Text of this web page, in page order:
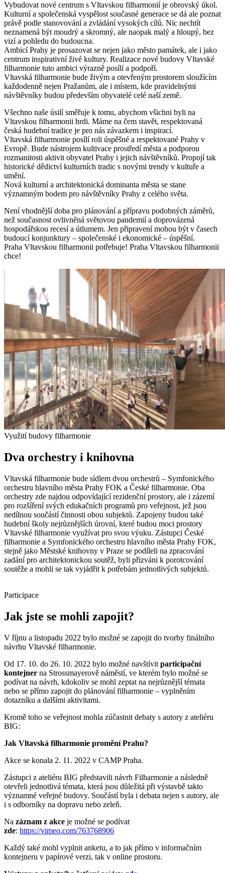
Vybudovat nové centrum s Vltavskou filharmonií je obrovský úkol.
Kulturní a společenská vyspělost současné generace se dá ale poznat
právě podle stanovování a zvládání vysokých cílů. Nic nechtít
neznamená být moudrý a skromný, ale naopak malý a hloupý, bez
vizí a pohledu do budoucna.
Ambicí Prahy je prosazovat se nejen jako město památek, ale i jako
centrum inspirativní živé kultury. Realizace nové budovy Vltavské
filharmonie tuto ambici výrazně posílí a podpoří.
Vltavská filharmonie bude živým a otevřeným prostorem sloužícím
každodenně nejen Pražanům, ale i místem, kde pravidelnými
návštěvníky budou především obyvatelé celé naší země.
Všechno naše úsilí směřuje k tomu, abychom všichni byli na
Vltavskou filharmonii hrdi. Máme na čem stavět, respektovaná
česká hudební tradice je pro nás závazkem i inspirací.
Vltavská filharmonie posílí roli úspěšné a respektované Prahy v
Evropě. Bude nástrojem kultivace prostředí města a podporou
rozmanitosti aktivit obyvatel Prahy i jejich návštěvníků. Propojí tak
historické dědictví kulturních tradic s novými trendy v kultuře a
umění.
Nová kulturní a architektonická dominanta města se stane
významným bodem pro návštěvníky Prahy z celého světa.
Není vhodnější doba pro plánování a přípravu podobných záměrů,
než současnost ovlivněná světovou pandemií a doprovázená
hospodářskou recesí a útlumem. Jen připravení mohou být v časech
budoucí konjunktury – společenské i ekonomické – úspěšní.
Praha Vltavskou filharmonii potřebuje! Praha Vltavskou filharmonii
chce!
Využití budovy filharmonie
Dva orchestry i knihovna
Vltavská filharmonie bude sídlem dvou orchestrů – Symfonického
orchestru hlavního města Prahy FOK a České filharmonie. Oba
orchestry zde najdou odpovídající rezidenční prostory, ale i zázemí
pro rozšíření svých edukačních programů pro veřejnost, jež jsou
nedílnou součástí činnosti obou subjektů. Zapojeny budou také
hudební školy nejrůznějších úrovní, které budou moci prostory
Vltavské filharmonie využívat pro svou výuku. Zástupci České
filharmonie a Symfonického orchestru hlavního města Prahy FOK,
stejně jako Městské knihovny v Praze se podíleli na zpracování
zadání pro architektonickou soutěž, byli přizváni k porotcování
soutěže a mohli se tak vyjádřit k potřebám jednotlivých subjektů.
Participace
Jak jste se mohli zapojit?
V říjnu a listopadu 2022 bylo možné se zapojit do tvorby finálního
návrhu Vltavské filharmonie.
Od 17. 10. do 26. 10. 2022 bylo možné navštívit participační
kontejner na Strossmayerově náměstí, ve kterém bylo možné se
podívat na návrh, kdokoliv se mohl zeptat na nejrůznější témata
nebo se přímo zapojit do plánování filharmonie – vyplněním
dotazníku a dalšími aktivitami.
Kromě toho se veřejnost mohla zúčastnit debaty s autory z ateliéru
BIG:
Jak Vltavská filharmonie promění Prahu?
Akce se konala 2. 11. 2022 v CAMP Praha.
Zástupci z ateliéru BIG představili návrh Filharmonie a následně
otevřeli jednotlivá témata, která jsou důležitá při výstavbě takto
významné veřejné budovy. Součástí byla i debata nejen s autory, ale
i s odborníky na dopravu nebo zeleň.
Na záznam z akce je možné se podívat
zde: https://vimeo.com/763768906
Každý také mohl vyplnit anketu, a to jak přímo v informačním
kontejneru v papírové verzi, tak v online prostoru.